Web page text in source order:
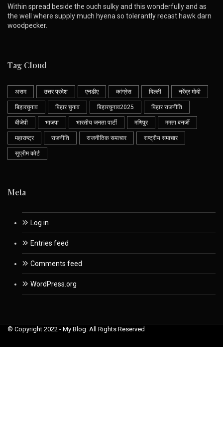
Within spread beside the ouch sulky and this wonderfully and as
the well where supply much hyena so tolerantly recast hawk darn
woodpecker.
Tag Cloud
असम उत्तर प्रदेश एनडीए कांग्रेस दिल्ली नरेंद्र मोदी
बिहारचुनाव बिहार चुनाव बिहारचुनाव2025 बिहार राजनीति
बीजेपी भाजपा भारतीय जनता पार्टी मणिपुर ममता बनर्जी
महाराष्ट्र राजनीति राजनीतिक समाचार राष्ट्रीय समाचार
सुप्रीम कोर्ट
Meta
Log in
Entries feed
Comments feed
WordPress.org
© Copyright 2022 - My Blog. All Rights Reserved